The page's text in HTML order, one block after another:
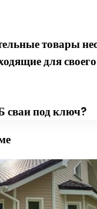
товары
для
сваи под ключ?